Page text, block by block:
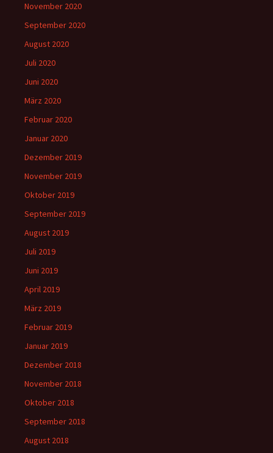
November 2020
September 2020
August 2020
Juli 2020
Juni 2020
März 2020
Februar 2020
Januar 2020
Dezember 2019
November 2019
Oktober 2019
September 2019
August 2019
Juli 2019
Juni 2019
April 2019
März 2019
Februar 2019
Januar 2019
Dezember 2018
November 2018
Oktober 2018
September 2018
August 2018